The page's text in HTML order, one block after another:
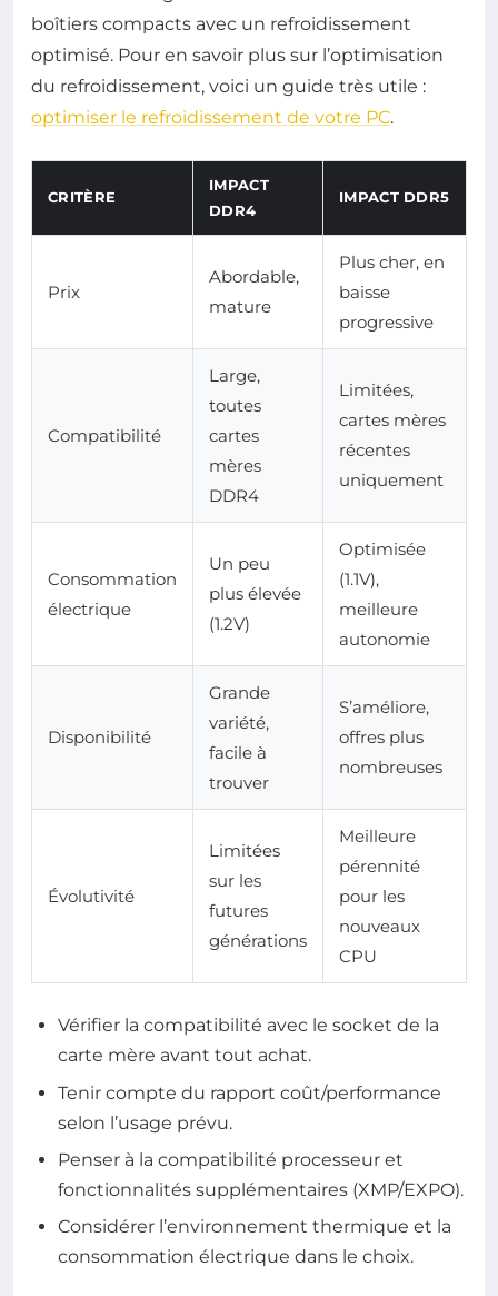
boîtiers compacts avec un refroidissement
optimisé. Pour en savoir plus sur l’optimisation
du refroidissement, voici un guide très utile :
optimiser le refroidissement de votre PC.
CRITÈRE
IMPACT
DDR4
IMPACT DDR5
Prix
Abordable,
mature
Plus cher, en
baisse
progressive
Compatibilité
Large,
toutes
cartes
mères
DDR4
Limitées,
cartes mères
récentes
uniquement
Consommation
électrique
Un peu
plus élevée
(1.2V)
Optimisée
(1.1V),
meilleure
autonomie
Disponibilité
Grande
variété,
facile à
trouver
S’améliore,
offres plus
nombreuses
Évolutivité
Limitées
sur les
futures
générations
Meilleure
pérennité
pour les
nouveaux
CPU
Vérifier la compatibilité avec le socket de la
carte mère avant tout achat.
Tenir compte du rapport coût/performance
selon l’usage prévu.
Penser à la compatibilité processeur et
fonctionnalités supplémentaires (XMP/EXPO).
Considérer l’environnement thermique et la
consommation électrique dans le choix.